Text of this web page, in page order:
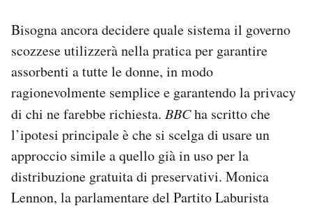
Bisogna ancora decidere quale sistema il governo
scozzese utilizzerà nella pratica per garantire
assorbenti a tutte le donne, in modo
ragionevolmente semplice e garantendo la privacy
di chi ne farebbe richiesta. BBCha scritto che
l’ipotesi principale è che si scelga di usare un
approccio simile a quello già in uso per la
distribuzione gratuita di preservativi. Monica
Lennon, la parlamentare del Partito Laburista